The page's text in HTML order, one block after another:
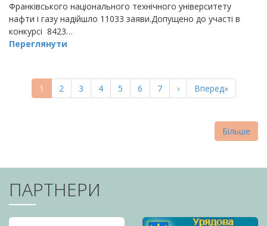
Франківського національного технічного університету
нафти і газу надійшло 11033 заяви.Допущено до участі в
конкурсі 8423…
Переглянути
СТОРІНКИПоточна
сторінка
1 Page
2 Page
3 Page
4 Page
5 Page
6 Page
7
Наступна
сторінка
›
Остання
сторінка
Вперед»
Більше
ПАРТНЕРИ